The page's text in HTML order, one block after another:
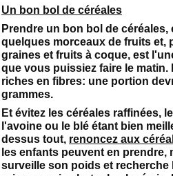
Un bon bol de céréales
Prendre un bon bol de
quelques morceaux de fruits et,
graines et fruits à coque, est
que vous puissiez faire le matin.
riches en fibres: une portion
grammes.
Et évitez les céréales raffinées,
l'avoine ou le blé étant bien
dessus tout, renoncez aux
les enfants peuvent en prendre,
surveille son poids et recherche